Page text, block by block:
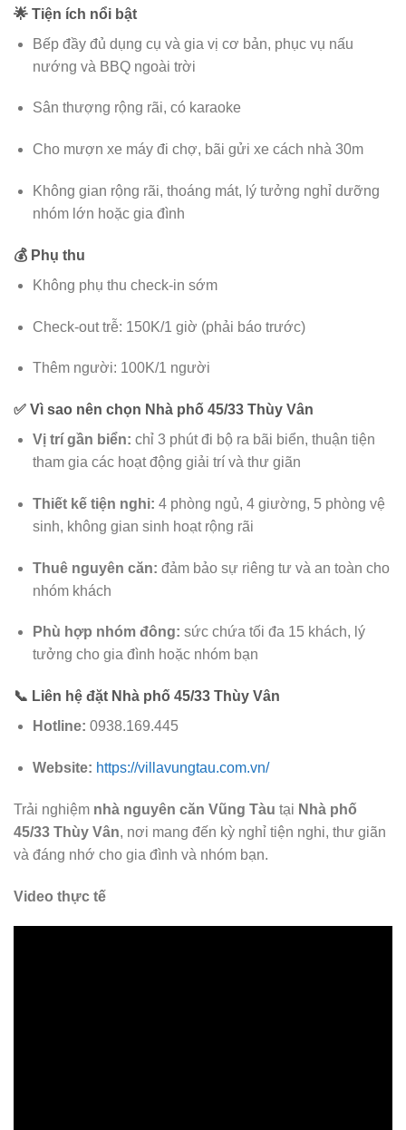
🌟 Tiện ích nổi bật
Bếp đầy đủ dụng cụ và gia vị cơ bản, phục vụ nấu
nướng và BBQ ngoài trời
Sân thượng rộng rãi, có karaoke
Cho mượn xe máy đi chợ, bãi gửi xe cách nhà 30m
Không gian rộng rãi, thoáng mát, lý tưởng nghỉ dưỡng
nhóm lớn hoặc gia đình
💰 Phụ thu
Không phụ thu check-in sớm
Check-out trễ: 150K/1 giờ (phải báo trước)
Thêm người: 100K/1 người
✅ Vì sao nên chọn Nhà phố 45/33 Thùy Vân
Vị trí gần biển: chỉ 3 phút đi bộ ra bãi biển, thuận tiện
tham gia các hoạt động giải trí và thư giãn
Thiết kế tiện nghi: 4 phòng ngủ, 4 giường, 5 phòng vệ
sinh, không gian sinh hoạt rộng rãi
Thuê nguyên căn: đảm bảo sự riêng tư và an toàn cho
nhóm khách
Phù hợp nhóm đông: sức chứa tối đa 15 khách, lý
tưởng cho gia đình hoặc nhóm bạn
📞 Liên hệ đặt Nhà phố 45/33 Thùy Vân
Hotline: 0938.169.445
Website: https://villavungtau.com.vn/
Trải nghiệm nhà nguyên căn Vũng Tàu tại Nhà phố
45/33 Thùy Vân, nơi mang đến kỳ nghỉ tiện nghi, thư giãn
và đáng nhớ cho gia đình và nhóm bạn.
Video thực tế